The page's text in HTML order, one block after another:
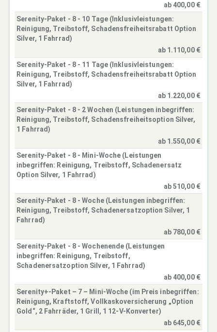
ab 400,00 €
Serenity-Paket - 8 - 10 Tage (Inklusivleistungen:
Reinigung, Treibstoff, Schadensfreiheitsrabatt Option
Silver, 1 Fahrrad)
ab 1.110,00 €
Serenity-Paket - 8 - 11 Tage (Inklusivleistungen:
Reinigung, Treibstoff, Schadensfreiheitsrabatt Option
Silver, 1 Fahrrad)
ab 1.220,00 €
Serenity-Paket - 8 - 2 Wochen (Leistungen inbegriffen:
Reinigung, Treibstoff, Schadensfreiheitsoption Silver,
1 Fahrrad)
ab 1.550,00 €
Serenity-Paket - 8 - Mini-Woche (Leistungen
inbegriffen: Reinigung, Treibstoff, Schadenersatz
Option Silver, 1 Fahrrad)
ab 510,00 €
Serenity-Paket - 8 - Woche (Leistungen inbegriffen:
Reinigung, Treibstoff, Schadenersatzoption Silver, 1
Fahrrad)
ab 780,00 €
Serenity-Paket - 8 - Wochenende (Leistungen
inbegriffen: Reinigung, Treibstoff,
Schadenersatzoption Silver, 1 Fahrrad)
ab 400,00 €
Serenity+-Paket – 7 – Mini-Woche (im Preis inbegriffen:
Reinigung, Kraftstoff, Vollkaskoversicherung „Option
Gold“, 2 Fahrräder, 1 Grill, 1 12-V-Konverter)
ab 645,00 €